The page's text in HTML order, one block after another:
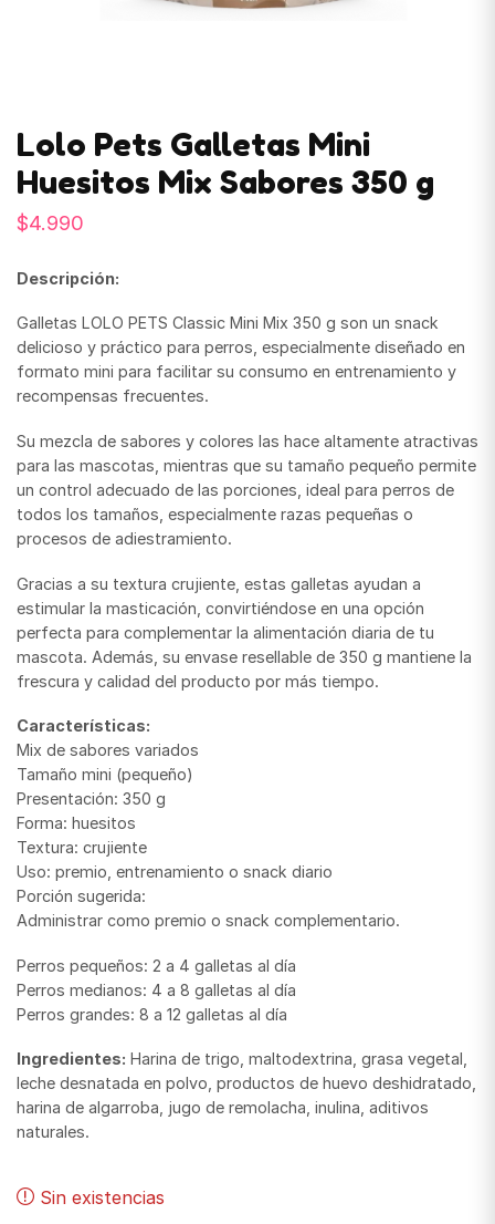
Lolo Pets Galletas Mini
Huesitos Mix Sabores 350 g
$4.990
Descripción:
Galletas LOLO PETS Classic Mini Mix 350 g son un snack
delicioso y práctico para perros, especialmente diseñado en
formato mini para facilitar su consumo en entrenamiento y
recompensas frecuentes.
Su mezcla de sabores y colores las hace altamente atractivas
para las mascotas, mientras que su tamaño pequeño permite
un control adecuado de las porciones, ideal para perros de
todos los tamaños, especialmente razas pequeñas o
procesos de adiestramiento.
Gracias a su textura crujiente, estas galletas ayudan a
estimular la masticación, convirtiéndose en una opción
perfecta para complementar la alimentación diaria de tu
mascota. Además, su envase resellable de 350 g mantiene la
frescura y calidad del producto por más tiempo.
Características:
Mix de sabores variados
Tamaño mini (pequeño)
Presentación: 350 g
Forma: huesitos
Textura: crujiente
Uso: premio, entrenamiento o snack diario
Porción sugerida:
Administrar como premio o snack complementario.
Perros pequeños: 2 a 4 galletas al día
Perros medianos: 4 a 8 galletas al día
Perros grandes: 8 a 12 galletas al día
Ingredientes: Harina de trigo, maltodextrina, grasa vegetal,
leche desnatada en polvo, productos de huevo deshidratado,
harina de algarroba, jugo de remolacha, inulina, aditivos
naturales.
Sin existencias